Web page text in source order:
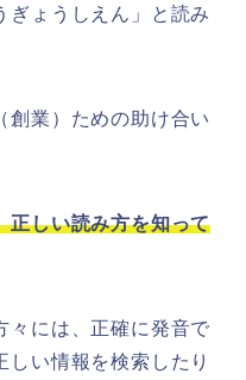
ぎょうしえん」と読み
創業）ための助け合い
正しい読み方を知って
々には、正確に発音で
しい情報を検索したり